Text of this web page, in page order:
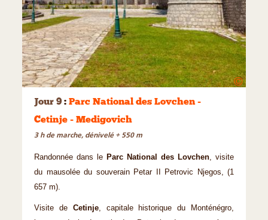
©
Jour 9: Parc National des Lovchen -
Cetinje - Medigovich
3 h de marche, dénivelé + 550 m
Randonnée dans le Parc National des Lovchen, visite
du mausolée du souverain Petar II Petrovic Njegos, (1
657 m).
Visite de Cetinje, capitale historique du Monténégro,